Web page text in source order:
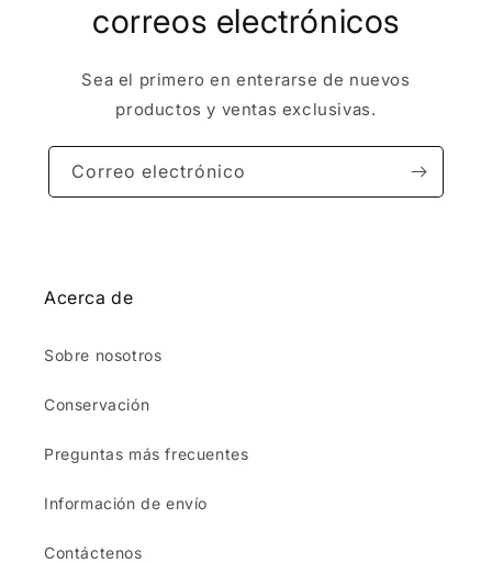
correos electrónicos
Sea el primero en enterarse de nuevos
productos y ventas exclusivas.
Correo electrónico
Acerca de
Sobre nosotros
Conservación
Preguntas más frecuentes
Información de envío
Contáctenos